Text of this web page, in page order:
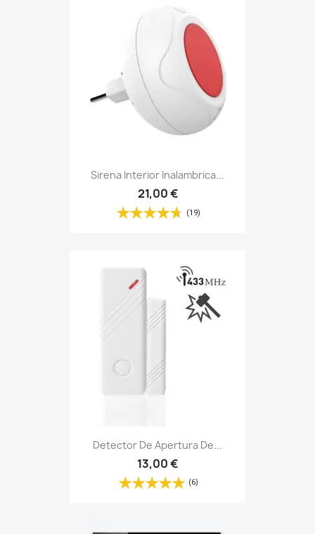
Sirena Interior Inalambrica...
21,00 €
(19)
Detector De Apertura De...
13,00 €
(6)